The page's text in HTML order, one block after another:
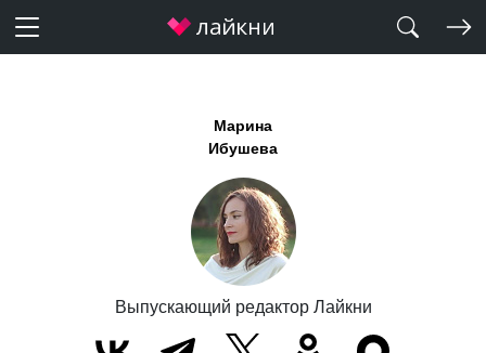
Марина
Ибушева
Выпускающий редактор Лайкни